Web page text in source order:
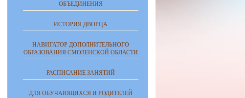
ОБЪЕДИНЕНИЯ
ИСТОРИЯ ДВОРЦА
НАВИГАТОР ДОПОЛНИТЕЛЬНОГО
ОБРАЗОВАНИЯ СМОЛЕНСКОЙ ОБЛАСТИ
РАСПИСАНИЕ ЗАНЯТИЙ
ДЛЯ ОБУЧАЮЩИХСЯ И РОДИТЕЛЕЙ